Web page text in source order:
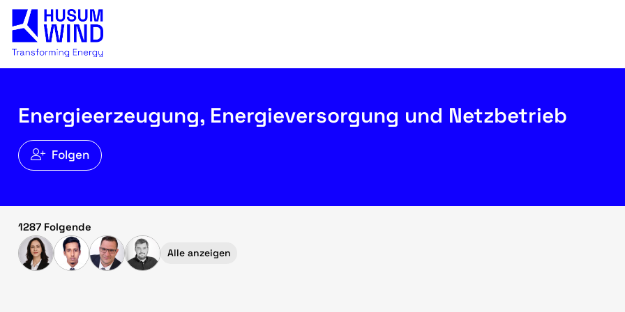
Energieerzeugung, Energieversorgung und Netzbetrieb
Folgen
1287 Folgende
Alle anzeigen